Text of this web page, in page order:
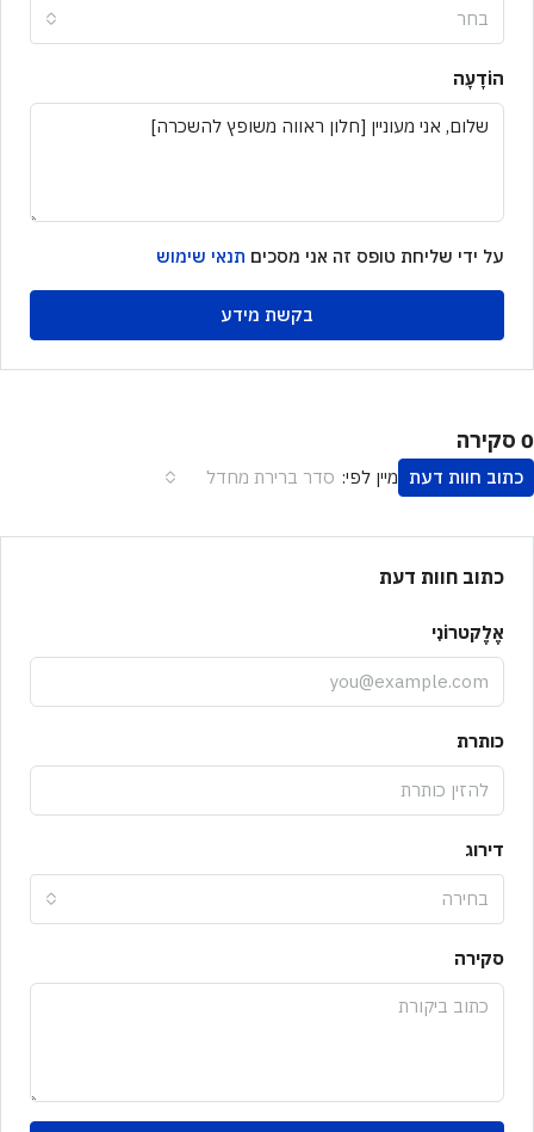
בחר
הוֹדָעָה
על ידי שליחת טופס זה אני מסכים תנאי שימוש
בקשת מידע
0 סקירה
מיין לפי: סדר ברירת מחדל כתוב חוות דעת
כתוב חוות דעת
אֶלֶקטרוֹנִי
כותרת
דירוג
בחירה
סקירה